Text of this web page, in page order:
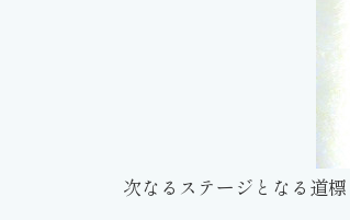
次なるステージとなる道